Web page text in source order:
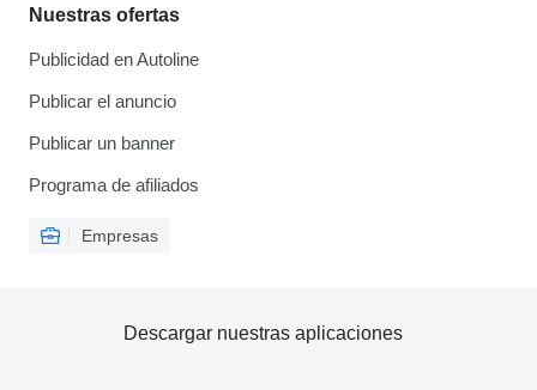
Nuestras ofertas
Publicidad en Autoline
Publicar el anuncio
Publicar un banner
Programa de afiliados
Empresas
Descargar nuestras aplicaciones